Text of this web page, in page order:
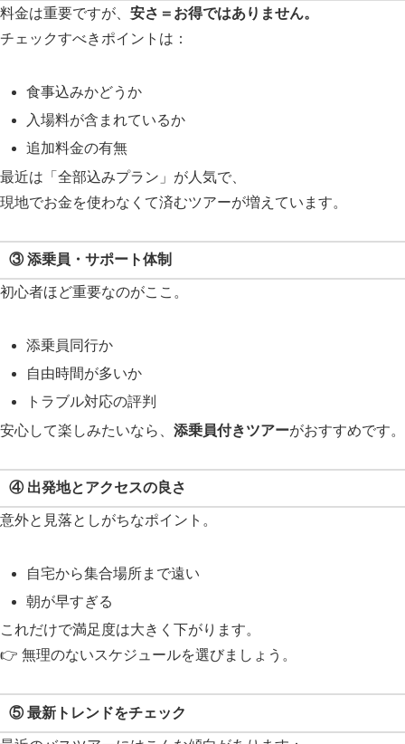
料金は重要ですが、 安さ＝お得ではありません。
チェックすべきポイントは：
食事込みかどうか
入場料が含まれているか
追加料金の有無
最近は「全部込みプラン」が人気で、
現地でお金を使わなくて済むツアーが増えています。
③ 添乗員・サポート体制
初心者ほど重要なのがここ。
添乗員同行か
自由時間が多いか
トラブル対応の評判
安心して楽しみたいなら、 添乗員付きツアーがおすすめです。
④ 出発地とアクセスの良さ
意外と見落としがちなポイント。
自宅から集合場所まで遠い
朝が早すぎる
これだけで満足度は大きく下がります。
👉 無理のないスケジュールを選びましょう。
⑤ 最新トレンドをチェック